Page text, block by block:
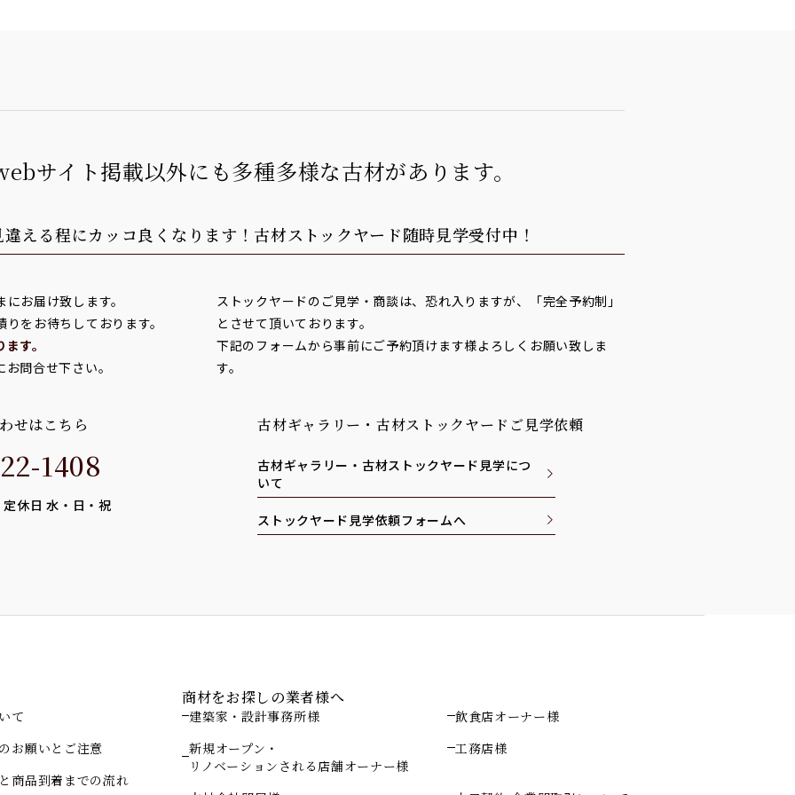
サイト掲載以外にも多種多様な古材があります。
える程にカッコ良くなります！ 古材ストックヤード随時見学受付中！
お届け致します。
をお待ちしております。
す。
問合せ下さい。
せはこちら
1408
休日 水・日・祝
ストックヤードのご見学・商談は、恐れ入りますが、「完全予約制」
とさせて頂いております。
下記のフォームから事前にご予約頂けます様よろしくお願い致しま
す。
古材ギャラリー・古材ストックヤードご見学依頼
古材ギャラリー・古材ストックヤード見学につ
いて
ストックヤード見学依頼フォームへ
て
お願いとご注意
商品到着までの流れ
商材をお探しの業者様へ
建築家・設計事務所様
飲食店オーナー様
新規オープン・
リノベーションされる店舗オーナー様
工務店様